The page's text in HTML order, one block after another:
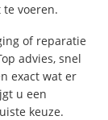
voeren.
of reparatie
advies, snel
exact wat er
u een
keuze.